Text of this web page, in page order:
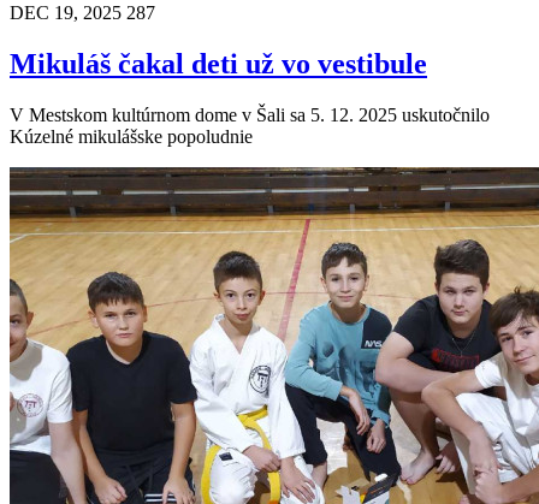
DEC 19, 2025 287
Mikuláš čakal deti už vo vestibule
V Mestskom kultúrnom dome v Šali sa 5. 12. 2025 uskutočnilo
Kúzelné mikulášske popoludnie